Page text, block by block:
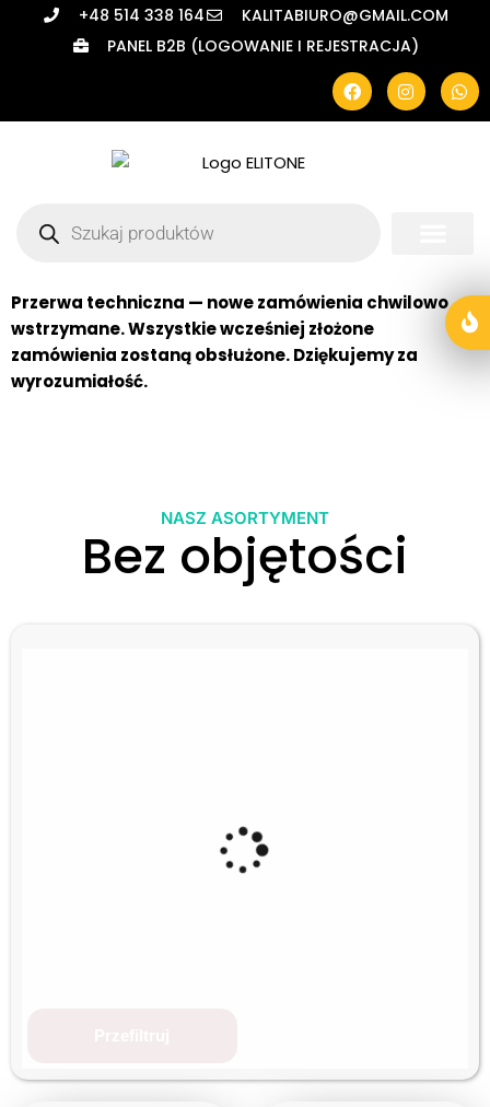
+48 514 338 164
KALITABIURO@GMAIL.COM
PANEL B2B (LOGOWANIE I REJESTRACJA)
Przerwa techniczna — nowe zamówienia chwilowo
wstrzymane. Wszystkie wcześniej złożone
zamówienia zostaną obsłużone. Dziękujemy za
wyrozumiałość.
NASZ ASORTYMENT
Bez objętości